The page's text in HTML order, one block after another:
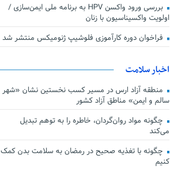
بررسی ورود واکسن HPV به برنامه ملی ایمن‌سازی /
اولویت واکسیناسیون با زنان
فراخوان دوره کارآموزی فلوشیپ ژنومیکس منتشر شد
اخبار سلامت
منطقه آزاد ارس در مسیر کسب نخستین نشان «شهر
سالم و ایمن» مناطق آزاد کشور
چگونه مواد روان‌گردان، خاطره را به توهم تبدیل
می‌کند
چگونه با تغذیه صحیح در رمضان به سلامت بدن کمک
کنیم